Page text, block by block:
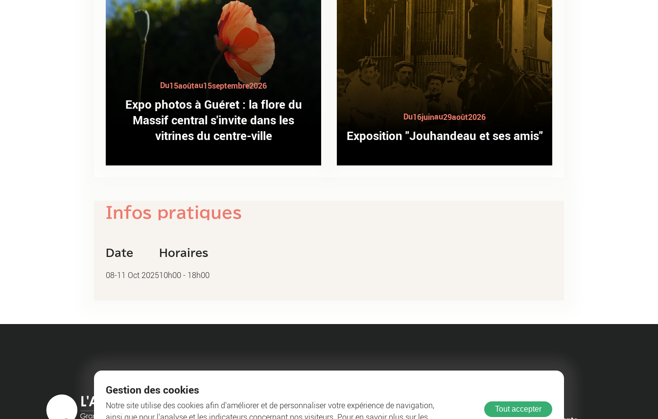
Gestion des cookies
Notre site utilise des cookies afin d'améliorer et de personnaliser votre expérience de navigation,
Tout accepter
Du15aoûtau15septembre2026
Expo photos à Guéret : la flore du
Massif central s'invite dans les
vitrines du centre-ville
Du16juinau29août2026
Exposition "Jouhandeau et ses amis"
Infos pratiques
Date
08-11 Oct 2025
Horaires
10h00 - 18h00
Agglo
Entreprendre et collaborer
Au quotidien